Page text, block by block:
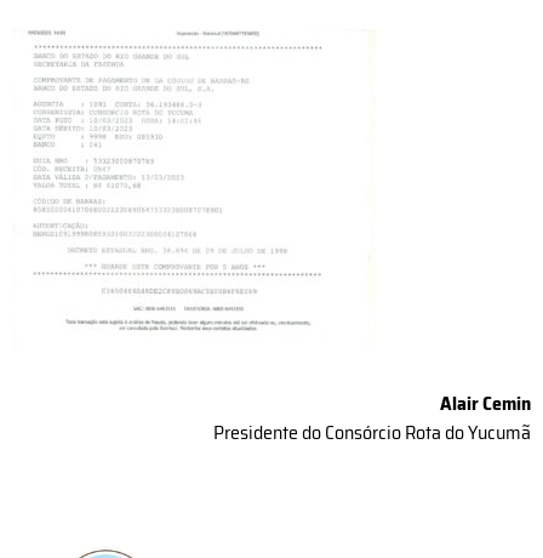
Alair Cemin
Presidente do Consórcio Rota do Yucumã